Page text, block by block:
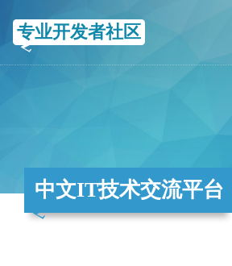
专业开发者社区
中文IT技术交流平台